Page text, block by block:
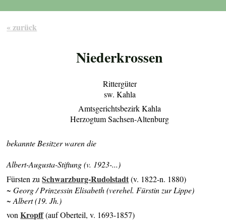
« zurück
Niederkrossen
Rittergüter
sw. Kahla
Amtsgerichtsbezirk Kahla
Herzogtum Sachsen-Altenburg
bekannte Besitzer waren die
Albert-Augusta-Stiftung (v. 1923-...)
Fürsten zuSchwarzburg-Rudolstadt(v. 1822-n. 1880)
~ Georg / Prinzessin Elisabeth (verehel. Fürstin zur Lippe)
~ Albert (19. Jh.)
vonKropff(auf Oberteil, v. 1693-1857)